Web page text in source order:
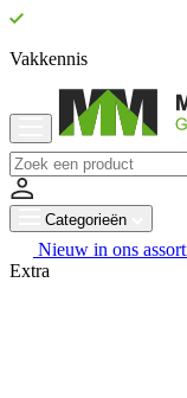
Vakkennis
Categorieën
Nieuw in ons
Extra